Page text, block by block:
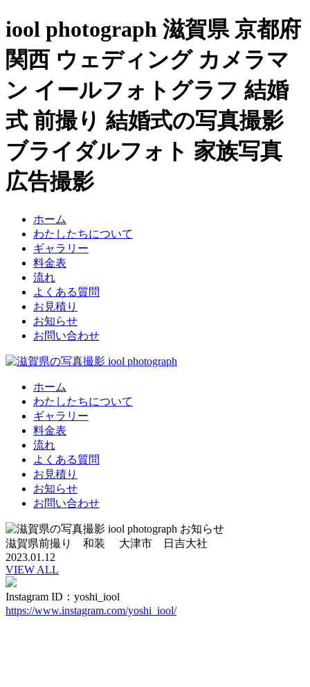
iool photograph 滋賀県 京都府
関西 ウェディング カメラマ
ン イールフォトグラフ 結婚
式 前撮り 結婚式の写真撮影
ブライダルフォト 家族写真
広告撮影
ホーム
わたしたちについて
ギャラリー
料金表
流れ
よくある質問
お見積り
お知らせ
お問い合わせ
ホーム
わたしたちについて
ギャラリー
料金表
流れ
よくある質問
お見積り
お知らせ
お問い合わせ
滋賀県前撮り 和装 大津市 日吉大社
2023.01.12
VIEW ALL
Instagram ID：yoshi_iool
https://www.instagram.com/yoshi_iool/